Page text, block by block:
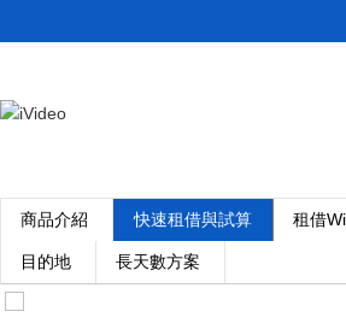
商品介紹 快速租借與試算 租借
目的地 長天數方案